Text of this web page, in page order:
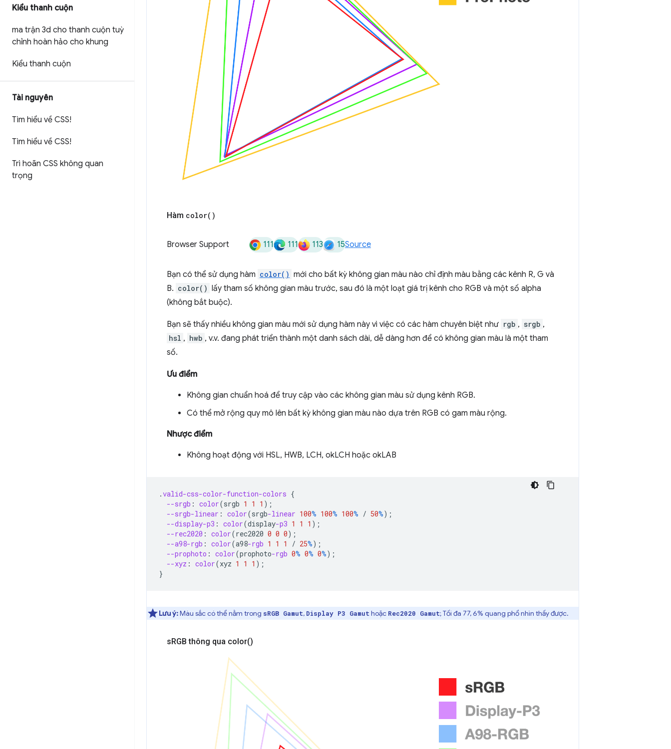
Kiểu thanh cuộn
ma trận 3d cho thanh cuộn tuỳ
chỉnh hoàn hảo cho khung
Kiểu thanh cuộn
Tài nguyên
Tìm hiểu về CSS!
Tìm hiểu về CSS!
Trì hoãn CSS không quan
trọng
Hàm color( )
Browser Support 111 111 113 15Source
Bạn có thể sử dụng hàm color() mới cho bất kỳ không gian màu nào chỉ định màu bằng các kênh R, G và
B. color() lấy tham số không gian màu trước, sau đó là một loạt giá trị kênh cho RGB và một số alpha
(không bắt buộc).
Bạn sẽ thấy nhiều không gian màu mới sử dụng hàm này vì việc có các hàm chuyên biệt như rgb , srgb ,
hsl , hwb , v.v. đang phát triển thành một danh sách dài, dễ dàng hơn để có không gian màu là một tham
số.
Ưu điểm
Không gian chuẩn hoá để truy cập vào các không gian màu sử dụng kênh RGB.
Có thể mở rộng quy mô lên bất kỳ không gian màu nào dựa trên RGB có gam màu rộng.
Nhược điểm
Không hoạt động với HSL, HWB, LCH, okLCH hoặc okLAB
.valid-css-color-function-colors {
--srgb : color(srgb 1 1 1 );
--srgb-linear : color(srgb-linear 100% 100% 100% / 50%);
--display-p3 : color(display-p3 1 1 1 );
--rec2020 : color(rec2020 0 0 0);
--a98-rgb : color(a98-rgb 1 1 1 / 25%);
--prophoto : color(prophoto-rgb 0% 0% 0%);
--xyz : color(xyz 1 1 1 );
}
Lưu ý:Màu sắc có thể nằm trong sRGB Gamut, Display P3 Gamuthoặc Rec2020 Gamut; Tối đa 77, 6% quang phổ nhìn thấy được.
s RGB thông qua color()